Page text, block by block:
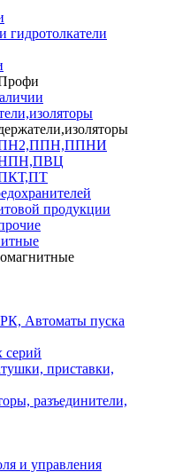
гидротолкатели
ПН2,ППН,ППНИ
НПН,ПВЦ
ПКТ,ПТ
продукции
Автоматы пуска
серий
приставки,
разъединители,
и управления